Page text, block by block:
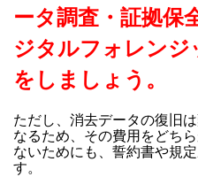
ータ調査・証拠保
ジタルフォレンジ
をしましょう。
ただし、消去データの復旧
なるため、その費用をどち
ないためにも、誓約書や規
す。